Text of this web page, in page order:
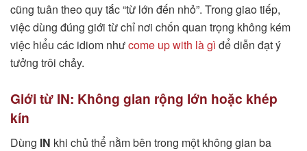
cũng tuân theo quy tắc “từ lớn đến nhỏ”. Trong giao tiếp,
việc dùng đúng giới từ chỉ nơi chốn quan trọng không kém
việc hiểu các idiom nhưcome up with là gì để diễn đạt ý
tưởng trôi chảy.
Giới từ IN: Không gian rộng lớn hoặc khép
kín
Dùng IN khi chủ thể nằm bên trong một không gian ba